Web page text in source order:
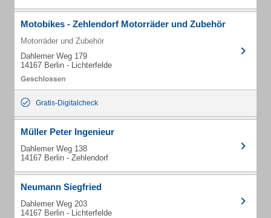
Motobikes - Zehlendorf Motorräder und Zubehör
Motorräder und Zubehör
Dahlemer Weg 179
14167 Berlin - Lichterfelde
Gratis-Digitalcheck
Müller Peter Ingenieur
Dahlemer Weg 138
14167 Berlin - Zehlendorf
Neumann Siegfried
Dahlemer Weg 203
14167 Berlin - Lichterfelde